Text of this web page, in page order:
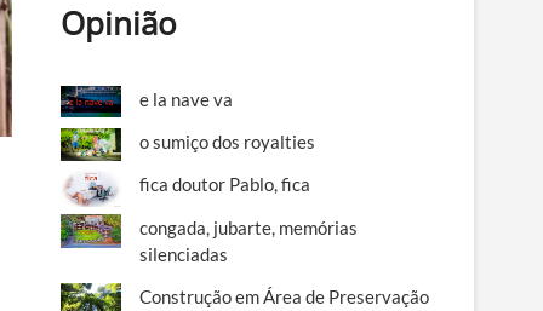
Opinião
e la nave va
o sumiço dos royalties
fica doutor Pablo, fica
congada, jubarte, memórias
silenciadas
Construção em Área de Preservação